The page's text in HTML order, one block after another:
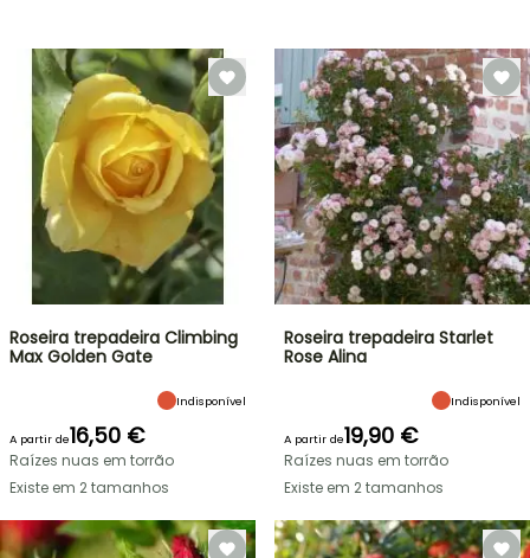
Roseira trepadeira Climbing
Max Golden Gate
Indisponível
A partir de16,50 €
Raízes nuas em torrão
Existe em 2 tamanhos
Roseira trepadeira Starlet
Rose Alina
Indisponível
A partir de19,90 €
Raízes nuas em torrão
Existe em 2 tamanhos